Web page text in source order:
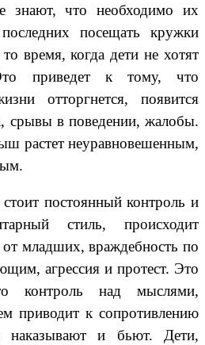
знают, что необходимо их
посещать кружки
время, когда дети не хотят
приведет к тому, что
отторгнется, появится
срывы в поведении, жалобы.
растет неуравновешенным,
постоянный контроль и
стиль, происходит
младших, враждебность по
агрессия и протест. Это
контроль над мыслями,
приводит к сопротивлению
наказывают и бьют. Дети,